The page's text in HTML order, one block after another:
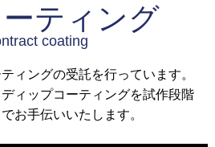
ティング
coating
ィングの受託を行っています。
ィップコーティングを試作段階
お手伝いいたします。